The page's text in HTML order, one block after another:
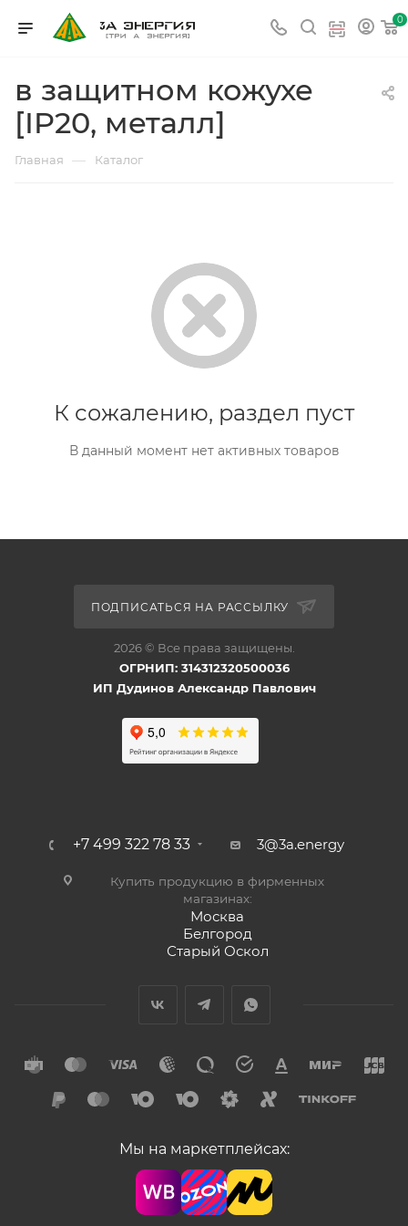
0
в защитном кожухе
[IP20, металл]
Главная — Каталог
К сожалению, раздел пуст
В данный момент нет активных товаров
ПОДПИСАТЬСЯ НА РАССЫЛКУ
2026 © Все права защищены.
ОГРНИП: 314312320500036
ИП Дудинов Александр Павлович
+7 499 322 78 33 3@3a.energy
Купить продукцию в фирменных
магазинах:
Москва
Белгород
Старый Оскол
Мы на маркетплейсах: